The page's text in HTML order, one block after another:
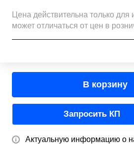
Цена действительна только для
может отличаться от цен в
В корзину
Запросить КП
Актуальную информацию о